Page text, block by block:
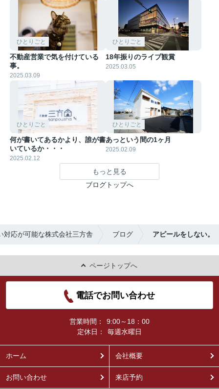
ひとりごと
不動産営業で気を付けている
事。
2025.03.09
ひとりごと
18年振りのライブ観賞
2025.03.05
ひとりごと
何が書いてあるかより、誰が書
いているか・・・
2025.02.12
ひとりごと
あっという間の1ヶ月
2025.02.09
もっと見る
ブログトップへ
対応が可能な株式会社三方舎 ブログ アピールをしない。
ページトップへ
電話でお問い合わせ
営業時間：
9:00～18：00
定休日：
毎週水曜日
ホーム 会社概要
お問い合わせ 来店予約